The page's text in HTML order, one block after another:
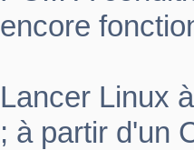
encore
Lancer Linux
; à partir d'un